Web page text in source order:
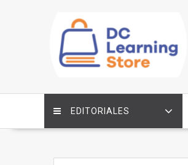
EDITORIALES